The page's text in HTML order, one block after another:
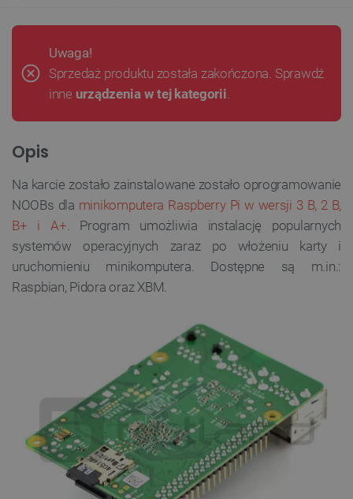
Uwaga!
Sprzedaż produktu została zakończona. Sprawdź
inne urządzenia w tej kategorii.
Opis
Na karcie zostało zainstalowane zostało oprogramowanie
NOOBs dla minikomputera Raspberry Pi w wersji 3 B, 2 B,
B+ i A+. Program umożliwia instalację popularnych
systemów operacyjnych zaraz po włożeniu karty i
uruchomieniu minikomputera. Dostępne są m.in.:
Raspbian, Pidora oraz XBM.